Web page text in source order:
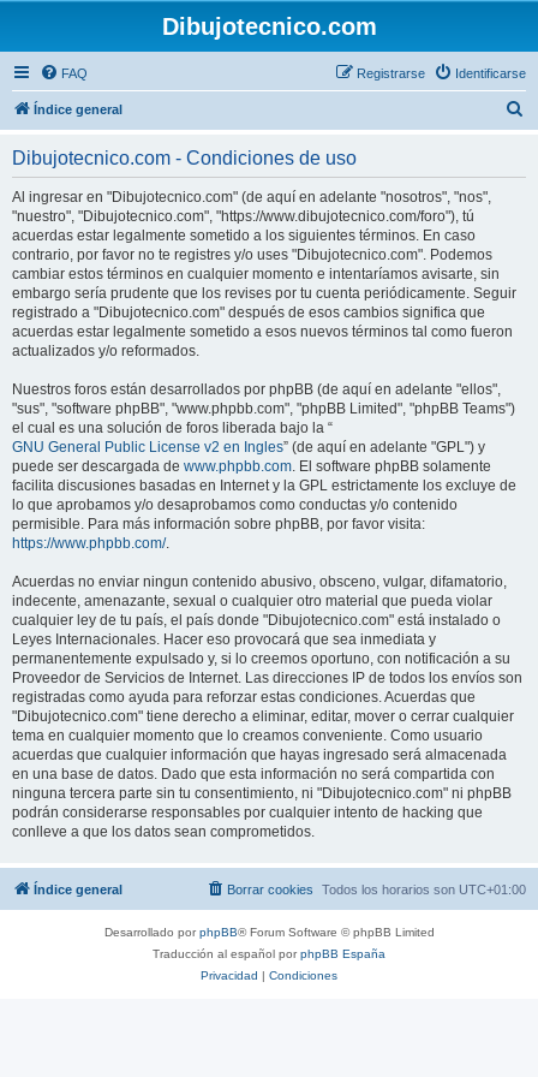
Dibujotecnico.com
FAQ Identificarse
Registrarse
Índice general
Dibujotecnico.com - Condiciones de uso
Al ingresar en "Dibujotecnico.com" (de aquí en adelante "nosotros", "nos",
"nuestro", "Dibujotecnico.com", "https://www.dibujotecnico.com/foro"), tú
acuerdas estar legalmente sometido a los siguientes términos. En caso
contrario, por favor no te registres y/o uses "Dibujotecnico.com". Podemos
cambiar estos términos en cualquier momento e intentaríamos avisarte, sin
embargo sería prudente que los revises por tu cuenta periódicamente. Seguir
registrado a "Dibujotecnico.com" después de esos cambios significa que
acuerdas estar legalmente sometido a esos nuevos términos tal como fueron
actualizados y/o reformados.
Nuestros foros están desarrollados por phpBB (de aquí en adelante "ellos",
"sus", "software phpBB", "www.phpbb.com", "phpBB Limited", "phpBB Teams")
el cual es una solución de foros liberada bajo la “
GNU General Public License v2 en Ingles” (de aquí en adelante "GPL") y
puede ser descargada de www.phpbb.com. El software phpBB solamente
facilita discusiones basadas en Internet y la GPL estrictamente los excluye de
lo que aprobamos y/o desaprobamos como conductas y/o contenido
permisible. Para más información sobre phpBB, por favor visita:
https://www.phpbb.com/.
Acuerdas no enviar ningun contenido abusivo, obsceno, vulgar, difamatorio,
indecente, amenazante, sexual o cualquier otro material que pueda violar
cualquier ley de tu país, el país donde "Dibujotecnico.com" está instalado o
Leyes Internacionales. Hacer eso provocará que sea inmediata y
permanentemente expulsado y, si lo creemos oportuno, con notificación a su
Proveedor de Servicios de Internet. Las direcciones IP de todos los envíos son
registradas como ayuda para reforzar estas condiciones. Acuerdas que
"Dibujotecnico.com" tiene derecho a eliminar, editar, mover o cerrar cualquier
tema en cualquier momento que lo creamos conveniente. Como usuario
acuerdas que cualquier información que hayas ingresado será almacenada
en una base de datos. Dado que esta información no será compartida con
ninguna tercera parte sin tu consentimiento, ni "Dibujotecnico.com" ni phpBB
podrán considerarse responsables por cualquier intento de hacking que
conlleve a que los datos sean comprometidos.
Índice general Todos los horarios son UTC+01:00
Borrar cookies
Desarrollado porphpBB® Forum Software © phpBB Limited
Traducción al español porphpBB España
Privacidad | Condiciones